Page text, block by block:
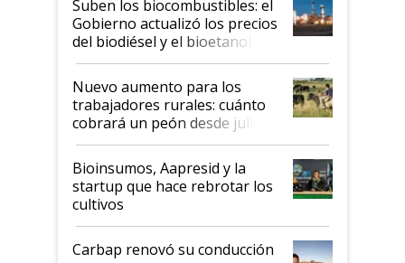
la medida de fuerza de los
prácticos
Suben los biocombustibles: el
Gobierno actualizó los precios
del biodiésel y el bioetanol
Nuevo aumento para los
trabajadores rurales: cuánto
cobrará un peón desde julio
Bioinsumos, Aapresid y la
startup que hace rebrotar los
cultivos
Carbap renovó su conducción